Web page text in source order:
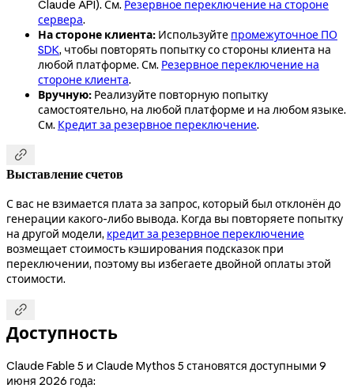
Claude API). См. Резервное переключение на стороне
сервера.
На стороне клиента: Используйте промежуточное ПО
SDK, чтобы повторять попытку со стороны клиента на
любой платформе. См. Резервное переключение на
стороне клиента.
Вручную: Реализуйте повторную попытку
самостоятельно, на любой платформе и на любом языке.
См. Кредит за резервное переключение.

Выставление счетов
С вас не взимается плата за запрос, который был отклонён до
генерации какого-либо вывода. Когда вы повторяете попытку
на другой модели, кредит за резервное переключение
возмещает стоимость кэширования подсказок при
переключении, поэтому вы избегаете двойной оплаты этой
стоимости.

Доступность
Claude Fable 5 и Claude Mythos 5 становятся доступными 9
июня 2026 года: